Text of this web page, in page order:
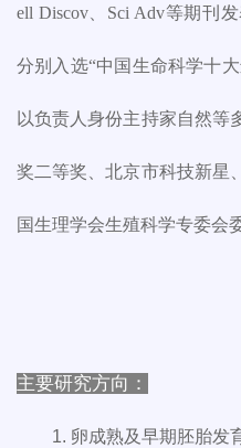
ell Discov、Sci Adv等期刊
分别入选“中国生命科学十
以负责人身份主持家自然等
奖二等奖、北京市科技新星
国生理学会生殖科学专委会
主要研究方向：
1. 卵成熟及早期胚胎发